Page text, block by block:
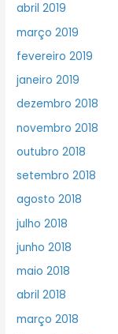
abril 2019
março 2019
fevereiro 2019
janeiro 2019
dezembro 2018
novembro 2018
outubro 2018
setembro 2018
agosto 2018
julho 2018
junho 2018
maio 2018
abril 2018
março 2018